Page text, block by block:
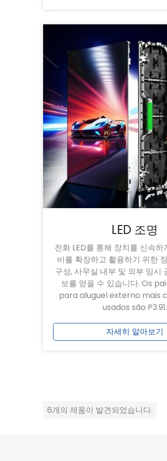
LED 조명
전화 LED를 통해 장치를 신속
비를 확장하고 활용하기 위한
구성, 사무실 내부 및 외부 임시
보를 얻을 수 있습니다. Os
para aluguel externo mais
usados ​​​​são P3.91.
자세히 알아보기
6개의 제품이 발견되었습니다.